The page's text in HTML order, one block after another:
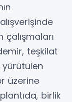
çalışmaları
teşkilat
üzerine
birlik